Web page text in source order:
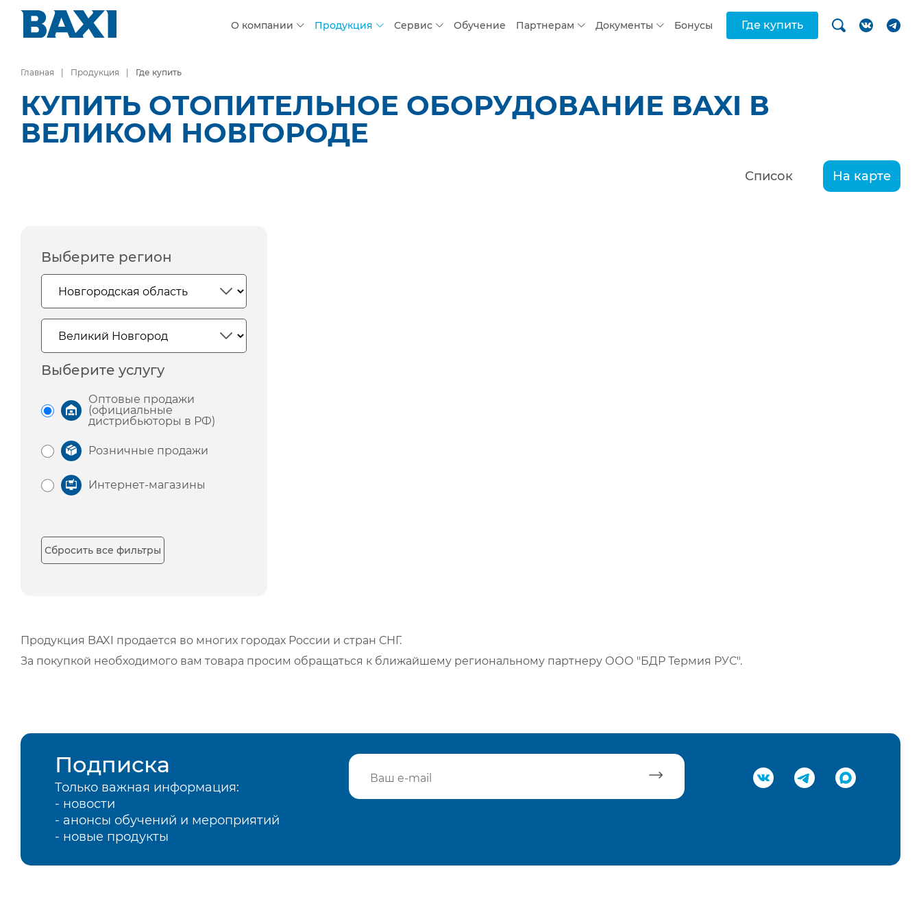
О компании Продукция Сервис Обучение Партнерам Документы Бонусы Где купить
Главная Продукция Где купить
КУПИТЬ ОТОПИТЕЛЬНОЕ ОБОРУДОВАНИЕ BAXI В
ВЕЛИКОМ НОВГОРОДЕ
Список На карте
Выберите регион
Выберите услугу
Оптовые продажи
(официальные
дистрибьюторы в РФ)
Розничные продажи
Интернет-магазины
Сбросить все фильтры
Продукция BAXI продается во многих городах России и стран СНГ.
За покупкой необходимого вам товара просим обращаться к ближайшему региональному партнеру ООО "БДР Термия РУС".
Подписка
Только важная информация:
- новости
- анонсы обучений и мероприятий
- новые продукты